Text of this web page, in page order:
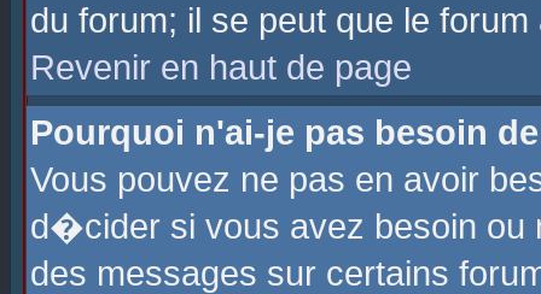
du forum; il se peut que le
Revenir en haut de page
Pourquoi n'ai-je pas besoin
Vous pouvez ne pas en avoir
d�cider si vous avez besoin ou
des messages sur certains